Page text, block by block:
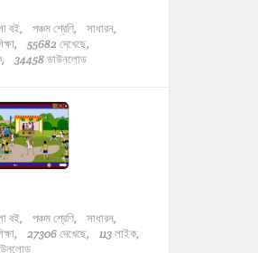
বই, পঞ্চম শ্রেণি,
সাধারন,
55682 দেখেছে,
34458 ডাউনলোড
বই, পঞ্চম শ্রেণি,
সাধারন,
27306 দেখেছে,
113 লাইক,